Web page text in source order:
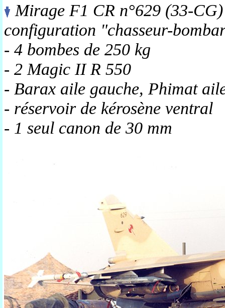
Mirage F1 CR n°629 (33-
configuration "chasseur-
- 4 bombes de 250 kg
- 2 Magic II R 550
- Barax aile gauche, Phimat
- réservoir de kérosène ventral
- 1 seul canon de 30 mm